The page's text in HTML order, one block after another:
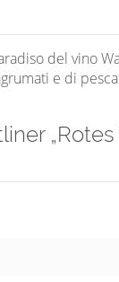
del vino
e di